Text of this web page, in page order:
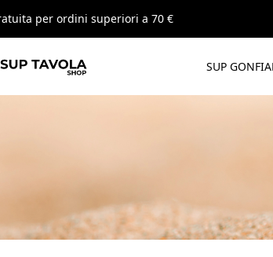
per ordini superiori a 70 €
SUP